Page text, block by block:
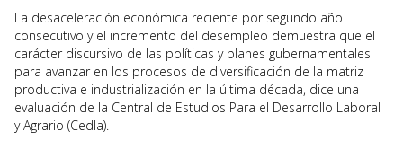
La desaceleración económica reciente por segundo año
consecutivo y el incremento del desempleo demuestra que el
carácter discursivo de las políticas y planes gubernamentales
para avanzar en los procesos de diversificación de la matriz
productiva e industrialización en la última década, dice una
evaluación de la Central de Estudios Para el Desarrollo Laboral
y Agrario (Cedla).